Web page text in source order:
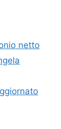
netto